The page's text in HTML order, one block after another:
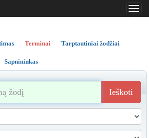
..
..
Terminai Tarptautiniai žodžiai
Sapnininkas
Ieškoti